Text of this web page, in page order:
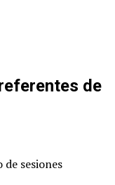
de
sesiones